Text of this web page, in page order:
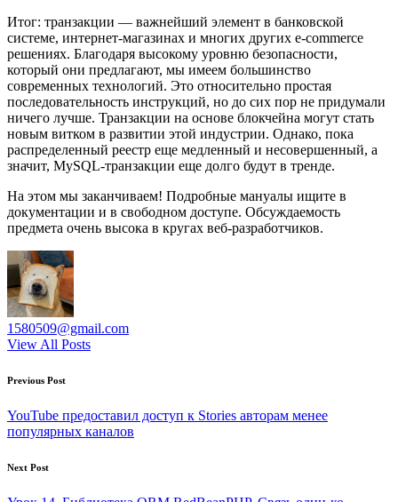
Итог: транзакции — важнейший элемент в банковской
системе, интернет-магазинах и многих других e-commerce
решениях. Благодаря высокому уровню безопасности,
который они предлагают, мы имеем большинство
современных технологий. Это относительно простая
последовательность инструкций, но до сих пор не придумали
ничего лучше. Транзакции на основе блокчейна могут стать
новым витком в развитии этой индустрии. Однако, пока
распределенный реестр еще медленный и несовершенный, а
значит, MySQL-транзакции еще долго будут в тренде.
На этом мы заканчиваем! Подробные мануалы ищите в
документации и в свободном доступе. Обсуждаемость
предмета очень высока в кругах веб-разработчиков.
1580509@gmail.com
View All Posts
Post
navigation
Previous Post
YouTube предоставил доступ к Stories авторам менее
популярных каналов
Next Post